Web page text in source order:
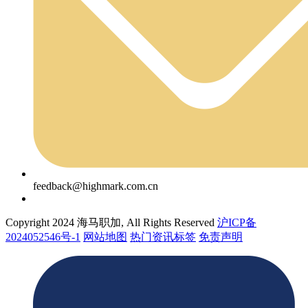
feedback@highmark.com.cn
Copyright 2024 海马职加, All Rights Reserved 沪ICP备
2024052546号-1 网站地图 热门资讯标签 免责声明